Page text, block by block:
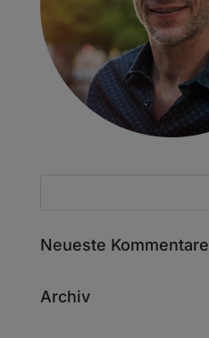
Neueste Kommentare
Archiv